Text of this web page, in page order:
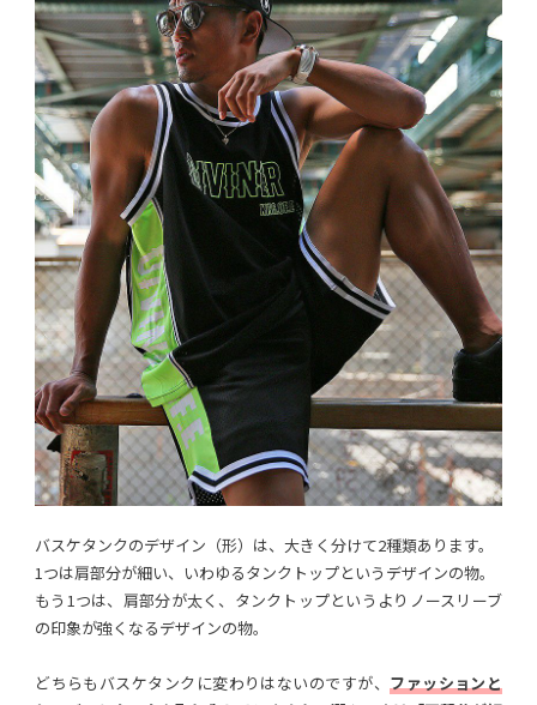
バスケタンクのデザイン（形）は、大きく分けて2種類あります。
1つは肩部分が細い、いわゆるタンクトップというデザインの物。
もう1つは、肩部分が太く、タンクトップというよりノースリーブ
の印象が強くなるデザインの物。
どちらもバスケタンクに変わりはないのですが、ファッションと